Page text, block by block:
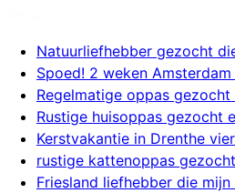
Natuurliefhebber gezocht
Spoed! 2 weken
Regelmatige oppas
Rustige huisoppas gezocht
Kerstvakantie in Drenthe
rustige kattenoppas
Friesland liefhebber die